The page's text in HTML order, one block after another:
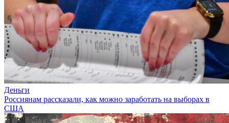
Деньги
Россиянам рассказали, как можно заработать на выборах в
США